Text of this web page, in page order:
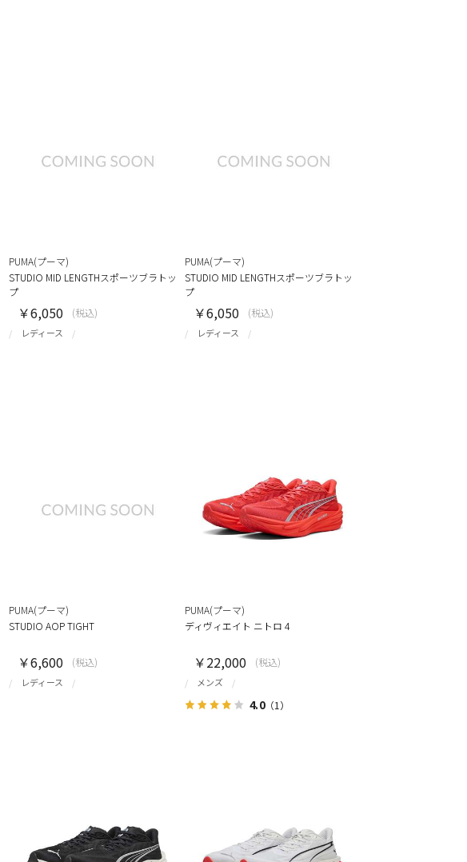
PUMA(プーマ)
STUDIO MID LENGTHスポーツブラトッ
プ
レディース
￥6,050 (税込)
PUMA(プーマ)
STUDIO MID LENGTHスポーツブラトッ
プ
レディース
￥6,050 (税込)
PUMA(プーマ)
STUDIO AOP TIGHT
レディース
￥6,600 (税込)
PUMA(プーマ)
ディヴィエイト ニトロ 4
メンズ
4.0（1）
￥22,000 (税込)